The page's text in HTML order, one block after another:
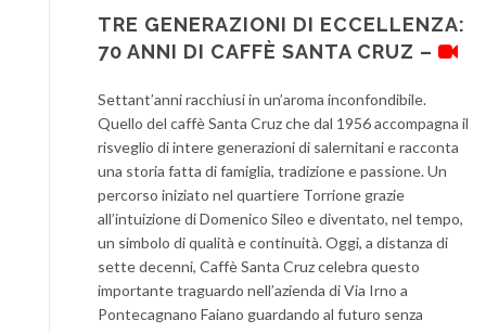
TRE GENERAZIONI DI ECCELLENZA:
70 ANNI DI CAFFÈ SANTA CRUZ –
Settant’anni racchiusi in un’aroma inconfondibile.
Quello del caffè Santa Cruz che dal 1956 accompagna il
risveglio di intere generazioni di salernitani e racconta
una storia fatta di famiglia, tradizione e passione. Un
percorso iniziato nel quartiere Torrione grazie
all’intuizione di Domenico Sileo e diventato, nel tempo,
un simbolo di qualità e continuità. Oggi, a distanza di
sette decenni, Caffè Santa Cruz celebra questo
importante traguardo nell’azienda di Via Irno a
Pontecagnano Faiano guardando al futuro senza